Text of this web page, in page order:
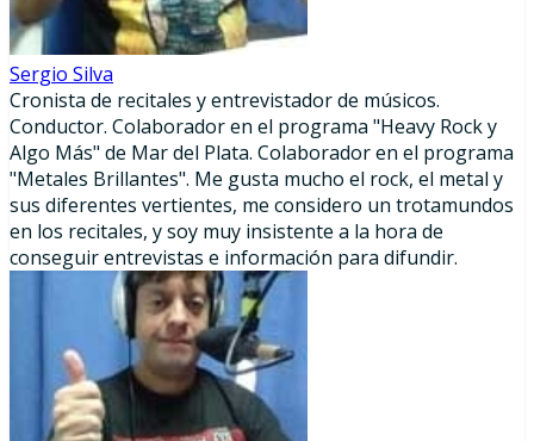
Sergio Silva
Cronista de recitales y entrevistador de músicos.
Conductor. Colaborador en el programa "Heavy Rock y
Algo Más" de Mar del Plata. Colaborador en el programa
"Metales Brillantes". Me gusta mucho el rock, el metal y
sus diferentes vertientes, me considero un trotamundos
en los recitales, y soy muy insistente a la hora de
conseguir entrevistas e información para difundir.